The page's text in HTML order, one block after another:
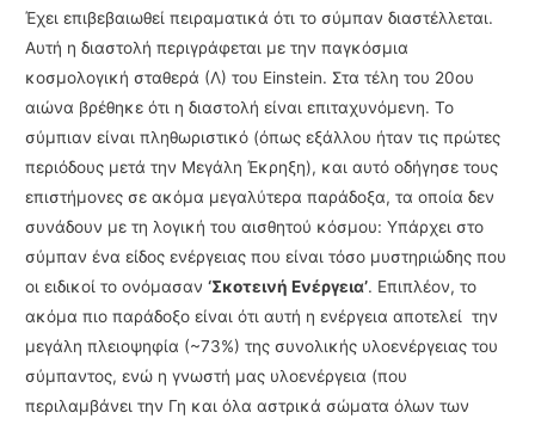
Έχει επιβεβαιωθεί πειραματικά ότι το σύμπαν διαστέλλεται.
Αυτή η διαστολή περιγράφεται με την παγκόσμια
κοσμολογική σταθερά (Λ) του Einstein. Στα τέλη του 20ου
αιώνα βρέθηκε ότι η διαστολή είναι επιταχυνόμενη. Το
σύμπιαν είναι πληθωριστικό (όπως εξάλλου ήταν τις πρώτες
περιόδους μετά την Μεγάλη Έκρηξη), και αυτό οδήγησε τους
επιστήμονες σε ακόμα μεγαλύτερα παράδοξα, τα οποία δεν
συνάδουν με τη λογική του αισθητού κόσμου: Υπάρχει στο
σύμπαν ένα είδος ενέργειας που είναι τόσο μυστηριώδης που
οι ειδικοί το ονόμασαν‘Σκοτεινή Ενέργεια’. Επιπλέον, το
ακόμα πιο παράδοξο είναι ότι αυτή η ενέργεια αποτελεί την
μεγάλη πλειοψηφία (~73%) της συνολικής υλοενέργειας του
σύμπαντος, ενώ η γνωστή μας υλοενέργεια (που
περιλαμβάνει την Γη και όλα αστρικά σώματα όλων των